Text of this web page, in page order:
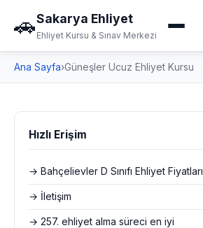
🚗Sakarya Ehliyet
Ehliyet Kursu & Sınav Merkezi
Ana Sayfa›Güneşler Ucuz Ehliyet Kursu
Hızlı Erişim
→ Bahçelievler D Sınıfı Ehliyet Fiyatları
→ İletişim
→ 257. ehliyet alma süreci en iyi